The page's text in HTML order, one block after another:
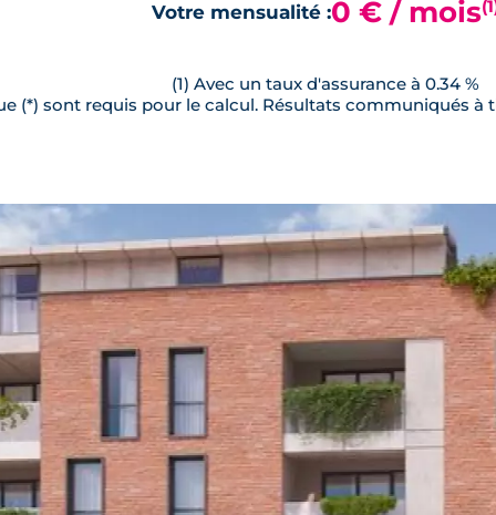
Votre mensualité :0 € / mois
(1) Avec un taux d'assurance à 0.34 %
(*) sont requis pour le calcul. Résultats communiqués à